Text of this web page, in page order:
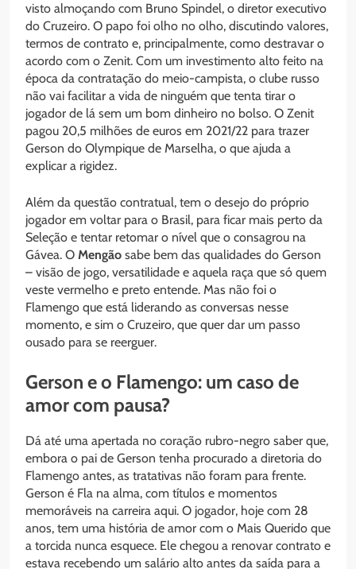
visto almoçando com Bruno Spindel, o diretor executivo
do Cruzeiro. O papo foi olho no olho, discutindo valores,
termos de contrato e, principalmente, como destravar o
acordo com o Zenit. Com um investimento alto feito na
época da contratação do meio-campista, o clube russo
não vai facilitar a vida de ninguém que tenta tirar o
jogador de lá sem um bom dinheiro no bolso. O Zenit
pagou 20,5 milhões de euros em 2021/22 para trazer
Gerson do Olympique de Marselha, o que ajuda a
explicar a rigidez.
Além da questão contratual, tem o desejo do próprio
jogador em voltar para o Brasil, para ficar mais perto da
Seleção e tentar retomar o nível que o consagrou na
Gávea. O Mengão sabe bem das qualidades do Gerson
– visão de jogo, versatilidade e aquela raça que só quem
veste vermelho e preto entende. Mas não foi o
Flamengo que está liderando as conversas nesse
momento, e sim o Cruzeiro, que quer dar um passo
ousado para se reerguer.
Gerson e o Flamengo: um caso de
amor com pausa?
Dá até uma apertada no coração rubro-negro saber que,
embora o pai de Gerson tenha procurado a diretoria do
Flamengo antes, as tratativas não foram para frente.
Gerson é Fla na alma, com títulos e momentos
memoráveis na carreira aqui. O jogador, hoje com 28
anos, tem uma história de amor com o Mais Querido que
a torcida nunca esquece. Ele chegou a renovar contrato e
estava recebendo um salário alto antes da saída para a